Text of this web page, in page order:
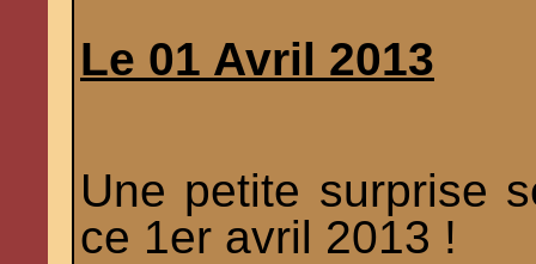
Le 01 Avril 2013
Une petite surprise
ce 1er avril 2013 !